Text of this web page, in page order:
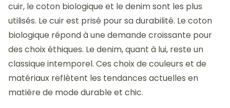
cuir, le coton biologique et le denim sont les plus
utilisés. Le cuir est prisé pour sa durabilité. Le coton
biologique répond à une demande croissante pour
des choix éthiques. Le denim, quant à lui, reste un
classique intemporel. Ces choix de couleurs et de
matériaux reflètent les tendances actuelles en
matière de mode durable et chic.